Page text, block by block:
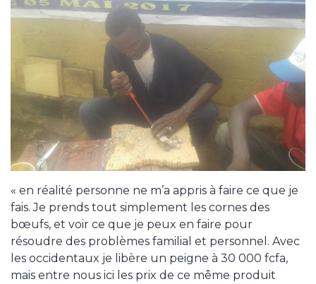
« en réalité personne ne m’a appris à faire ce que je
fais. Je prends tout simplement les cornes des
bœufs, et voir ce que je peux en faire pour
résoudre des problèmes familial et personnel. Avec
les occidentaux je libère un peigne à 30 000 fcfa,
mais entre nous ici les prix de ce même produit